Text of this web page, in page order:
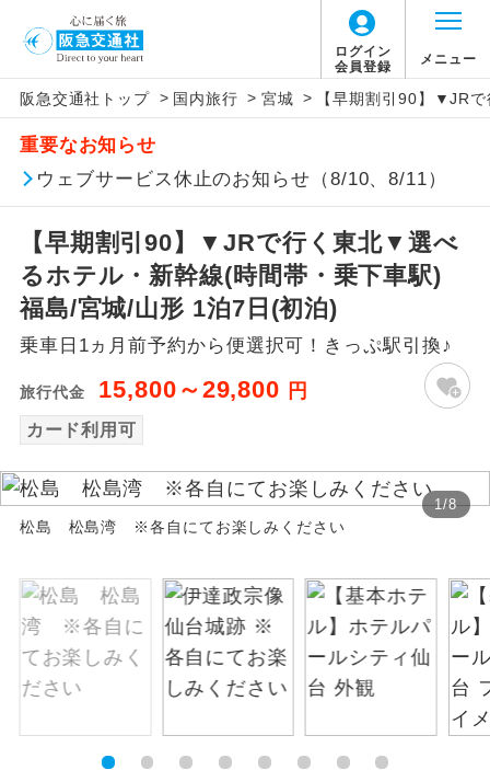
ログイン
会員登録
メニュー
阪急交通社トップ > 国内旅行 > 宮城 > 【早期割引90】▼JR
重要なお知らせ
ウェブサービス休止のお知らせ（8/10、8/11）
【早期割引90】▼JRで行く東北▼選べ
るホテル・新幹線(時間帯・乗下車駅)
福島/宮城/山形 1泊7日(初泊)
乗車日1ヵ月前予約から便選択可！きっぷ駅引換♪
旅行代金 15,800～29,800 円
カード利用可
1/8
松島 松島湾 ※各自にてお楽しみください
アイコン 説明
添乗員同行
往路出発空港（駅）から復路到着空港
（駅）まで同行します。
現地添乗員同
行
現地到着空港（駅）から最終日出発空港
（駅）まで添乗員が同行します。
バスガイド乗
務
バスガイドが乗務し、車内での観光案内
があります。
新コース 初登場のコースです。
然遺産を訪ねるコースです。
絶景 絶景スポットに立ち寄るコースです。
温泉 温泉地にも宿泊するコースです。
露天風呂
ご宿泊ホテルに露天風呂が付いていま
す。
ご宿泊ホテルに大浴場が付いています。